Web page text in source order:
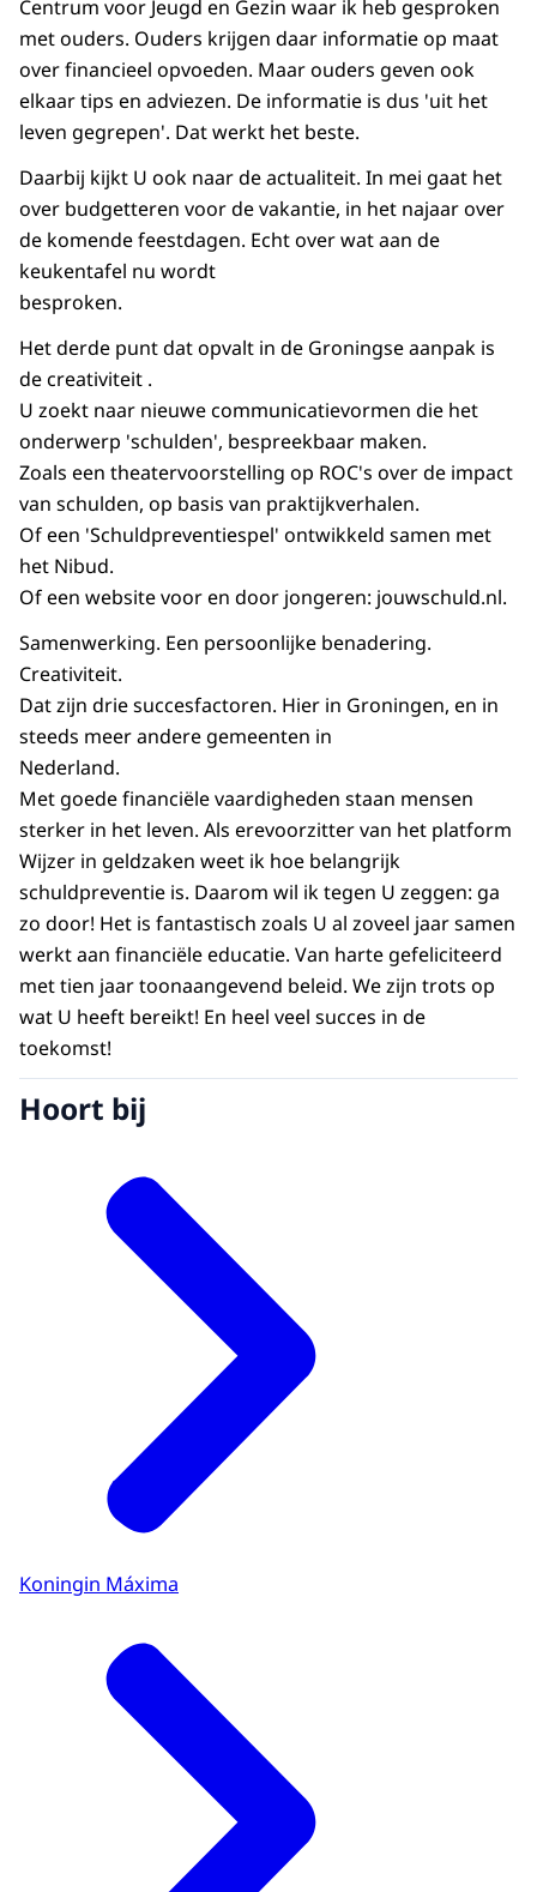
Centrum voor Jeugd en Gezin waar ik heb gesproken
met ouders. Ouders krijgen daar informatie op maat
over financieel opvoeden. Maar ouders geven ook
elkaar tips en adviezen. De informatie is dus 'uit het
leven gegrepen'. Dat werkt het beste.
Daarbij kijkt U ook naar de actualiteit. In mei gaat het
over budgetteren voor de vakantie, in het najaar over
de komende feestdagen. Echt over wat aan de
keukentafel nu wordt
besproken.
Het derde punt dat opvalt in de Groningse aanpak is
decreativiteit .
U zoekt naar nieuwe communicatievormen die het
onderwerp 'schulden', bespreekbaar maken.
Zoals een theatervoorstelling op ROC's over de impact
van schulden, op basis van praktijkverhalen.
Of een 'Schuldpreventiespel' ontwikkeld samen met
het Nibud.
Of een website voor en door jongeren: jouwschuld.nl.
Samenwerking. Een persoonlijke benadering.
Creativiteit.
Dat zijn drie succesfactoren. Hier in Groningen, en in
steeds meer andere gemeenten in
Nederland.
Met goede financiële vaardigheden staan mensen
sterker in het leven. Als erevoorzitter van het platform
Wijzer in geldzaken weet ik hoe belangrijk
schuldpreventie is. Daarom wil ik tegen U zeggen: ga
zo door! Het is fantastisch zoals U al zoveel jaar samen
werkt aan financiële educatie. Van harte gefeliciteerd
met tien jaar toonaangevend beleid. We zijn trots op
wat U heeft bereikt! En heel veel succes in de
toekomst!
Hoort bij
Koningin Máxima